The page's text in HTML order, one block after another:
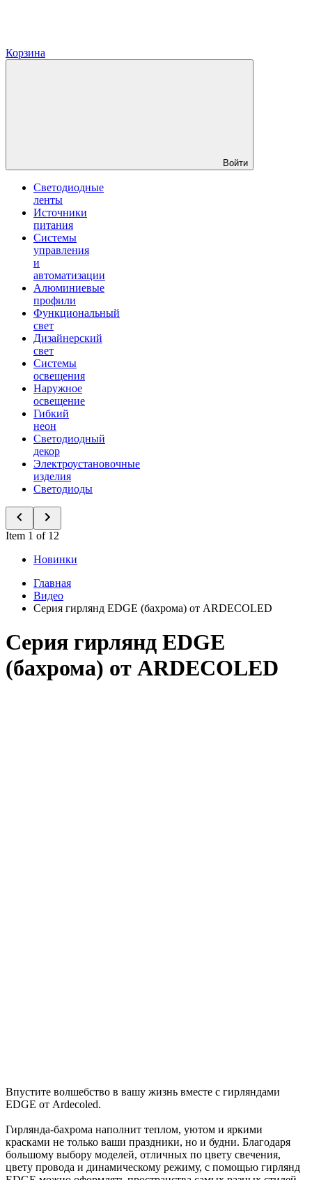
Корзина
Войти
Светодиодные
ленты
Источники
питания
Системы
управления
и
автоматизации
Алюминиевые
профили
Функциональный
свет
Дизайнерский
свет
Системы
освещения
Наружное
освещение
Гибкий
неон
Светодиодный
декор
Электроустановочные
изделия
Светодиоды
Item 1 of 12
Новинки
Главная
Видео
Серия гирлянд EDGE (бахрома) от ARDECOLED
Серия гирлянд EDGE
(бахрома) от ARDECOLED
Впустите волшебство в вашу жизнь вместе с гирляндами
EDGE от Ardecoled.
Гирлянда-бахрома наполнит теплом, уютом и яркими
красками не только ваши праздники, но и будни. Благодаря
большому выбору моделей, отличных по цвету свечения,
цвету провода и динамическому режиму, с помощью гирлянд